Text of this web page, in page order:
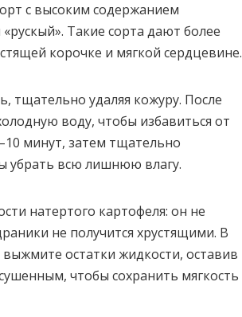
с высоким содержанием
Такие сорта дают более
корочке и мягкой сердцевине.
тщательно удаляя кожуру. После
воду, чтобы избавиться от
минут, затем тщательно
убрать всю лишнюю влагу.
натертого картофеля: он не
не получится хрустящими. В
остатки жидкости, оставив
чтобы сохранить мягкость